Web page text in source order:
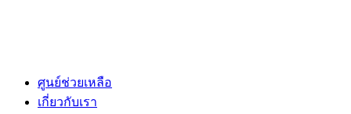
ศูนย์ช่วยเหลือ
เกี่ยวกับเรา